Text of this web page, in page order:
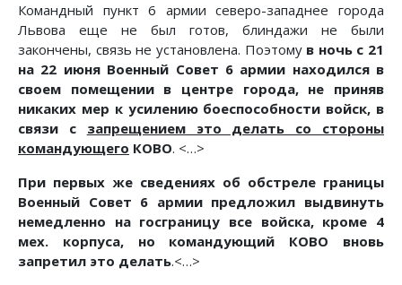
Командный пункт 6 армии северо-западнее города
Львова еще не был готов, блиндажи не были
закончены, связь не установлена. Поэтому в ночь с 21
на 22 июня Военный Совет 6 армии находился в
своем помещении в центре города, не приняв
никаких мер к усилению боеспособности войск, в
связи с запрещением это делать со стороны
командующего КОВО. <…>
При первых же сведениях об обстреле границы
Военный Совет 6 армии предложил выдвинуть
немедленно на госграницу все войска, кроме 4
мех. корпуса, но командующий КОВО вновь
запретил это делать.<…>